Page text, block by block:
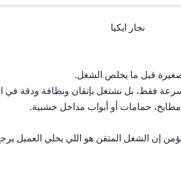
صغيرة قبل ما يخلص الشغل.
فقط، بل نشتغل بإتقان ونظافة ودقة في
حمامات أو أبواب مداخل خشبية.
إن الشغل المتقن هو اللي يخلي العميل